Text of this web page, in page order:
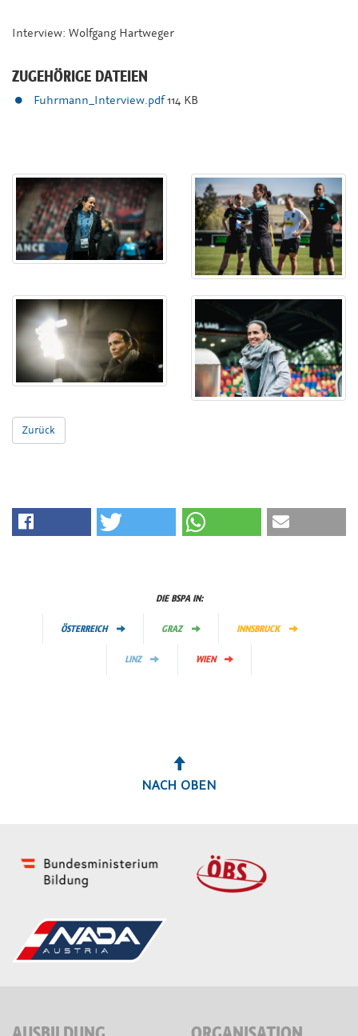
Interview: Wolfgang Hartweger
ZUGEHÖRIGE DATEIEN
Fuhrmann_Interview.pdf114 KB
Zurück
DIE BSPA IN:
ÖSTERREICH GRAZ INNSBRUCK
LINZ WIEN
NACH OBEN